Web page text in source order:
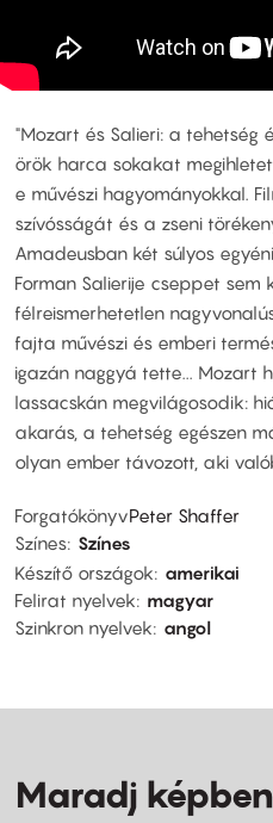
"Mozart és Salieri: a tehetség
örök harca sokakat
e művészi hagyományokkal.
szívósságát és a zseni
Amadeusban két súlyos
Forman Salierije cseppet sem
félreismerhetetlen
fajta művészi és emberi
igazán naggyá tette... Mozart
lassacskán megvilágosodik:
akarás, a tehetség egészen
olyan ember távozott, aki
ForgatókönyvPeter Shaffer
Színes Színes
Készítő országok
amerikai
Felirat nyelvek
magyar
Szinkron nyelvek
angol
Maradj